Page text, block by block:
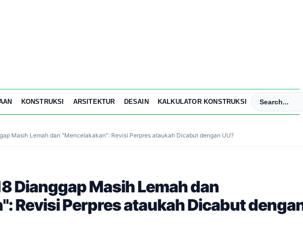
KONSTRUKSI ARSITEKTUR DESAIN KALKULATOR KONSTRUKSI
Masih Lemah dan "Mencelakakan": Revisi Perpres ataukah Dicabut dengan UU?
Dianggap Masih Lemah dan
Revisi Perpres ataukah Dicabut